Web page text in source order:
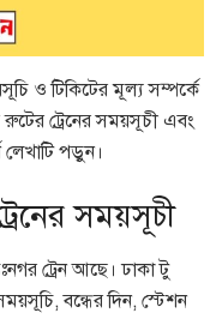
ও টিকিটের মূল্য সম্পর্কে
ট্রেনের সময়সূচী এবং
পড়ুন।
সময়সূচী
ট্রেন আছে। ঢাকা টু
বন্ধের দিন, স্টেশন